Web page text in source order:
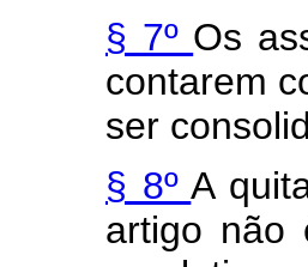
§ 7º Os
contarem
ser
§ 8ºA
artigo não